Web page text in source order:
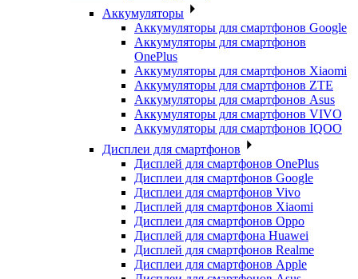
Аккумуляторы
Аккумуляторы для смартфонов Google
Аккумуляторы для смартфонов
OnePlus
Аккумуляторы для смартфонов Xiaomi
Аккумуляторы для смартфонов ZTE
Аккумуляторы для cмартфонов Asus
Аккумуляторы для смартфонов VIVO
Аккумуляторы для смартфонов IQOO
Дисплеи для смартфонов
Дисплей для смартфонов OnePlus
Дисплеи для смартфонов Google
Дисплеи для смартфонов Vivo
Дисплей для смартфонов Xiaomi
Дисплеи для смартфонов Oppo
Дисплей для смартфона Huawei
Дисплей для смартфонов Realme
Дисплеи для смартфонов Apple